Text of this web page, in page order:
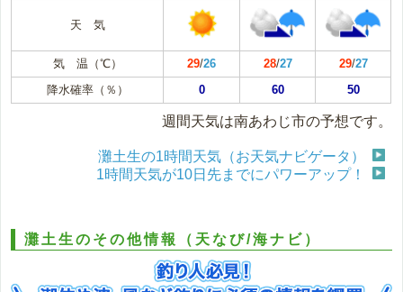
天 気
気 温（℃） 29/26 28/27 29/27
降水確率（％）
0 60 50
週間天気は南あわじ市の予想です。
灘土生の1時間天気（お天気ナビゲータ）
1時間天気が10日先までにパワーアップ！
灘土生のその他情報（天なび/海ナビ）